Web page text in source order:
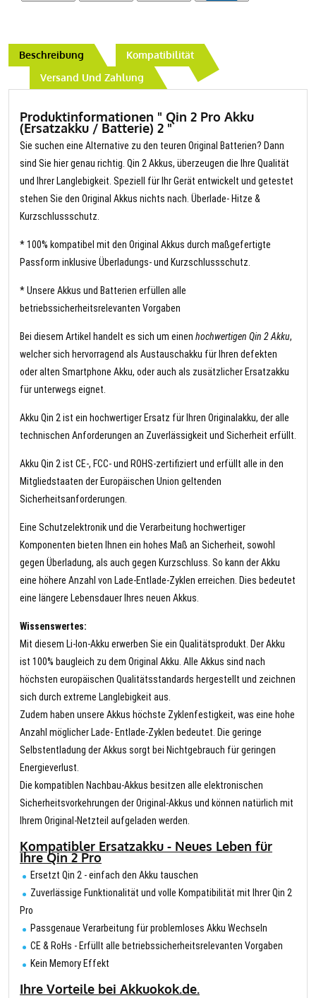
Beschreibung
Kompatibilität
Versand Und Zahlung
Produktinformationen " Qin 2 Pro Akku
(Ersatzakku / Batterie) 2 "
Sie suchen eine Alternative zu den teuren Original Batterien? Dann
sind Sie hier genau richtig. Qin 2 Akkus, überzeugen die Ihre Qualität
und Ihrer Langlebigkeit. Speziell für Ihr Gerät entwickelt und getestet
stehen Sie den Original Akkus nichts nach. Überlade- Hitze &
Kurzschlussschutz.
* 100% kompatibel mit den Original Akkus durch maßgefertigte
Passform inklusive Überladungs- und Kurzschlussschutz.
* Unsere Akkus und Batterien erfüllen alle
betriebssicherheitsrelevanten Vorgaben
Bei diesem Artikel handelt es sich um einen hochwertigen Qin 2 Akku,
welcher sich hervorragend als Austauschakku für Ihren defekten
oder alten Smartphone Akku, oder auch als zusätzlicher Ersatzakku
für unterwegs eignet.
Akku Qin 2 ist ein hochwertiger Ersatz für Ihren Originalakku, der alle
technischen Anforderungen an Zuverlässigkeit und Sicherheit erfüllt.
Akku Qin 2 ist CE-, FCC- und ROHS-zertifiziert und erfüllt alle in den
Mitgliedstaaten der Europäischen Union geltenden
Sicherheitsanforderungen.
Eine Schutzelektronik und die Verarbeitung hochwertiger
Komponenten bieten Ihnen ein hohes Maß an Sicherheit, sowohl
gegen Überladung, als auch gegen Kurzschluss. So kann der Akku
eine höhere Anzahl von Lade-Entlade-Zyklen erreichen. Dies bedeutet
eine längere Lebensdauer Ihres neuen Akkus.
Wissenswertes:
Mit diesem Li-Ion-Akku erwerben Sie ein Qualitätsprodukt. Der Akku
ist 100% baugleich zu dem Original Akku. Alle Akkus sind nach
höchsten europäischen Qualitätsstandards hergestellt und zeichnen
sich durch extreme Langlebigkeit aus.
Zudem haben unsere Akkus höchste Zyklenfestigkeit, was eine hohe
Anzahl möglicher Lade- Entlade-Zyklen bedeutet. Die geringe
Selbstentladung der Akkus sorgt bei Nichtgebrauch für geringen
Energieverlust.
Die kompatiblen Nachbau-Akkus besitzen alle elektronischen
Sicherheitsvorkehrungen der Original-Akkus und können natürlich mit
Ihrem Original-Netzteil aufgeladen werden.
Kompatibler Ersatzakku - Neues Leben für
Ihre Qin 2 Pro
Ersetzt Qin 2 - einfach den Akku tauschen
Zuverlässige Funktionalität und volle Kompatibilität mit Ihrer Qin 2
Pro
Passgenaue Verarbeitung für problemloses Akku Wechseln
CE & RoHs - Erfüllt alle betriebssicherheitsrelevanten Vorgaben
Kein Memory Effekt
Ihre Vorteile bei Akkuokok.de.